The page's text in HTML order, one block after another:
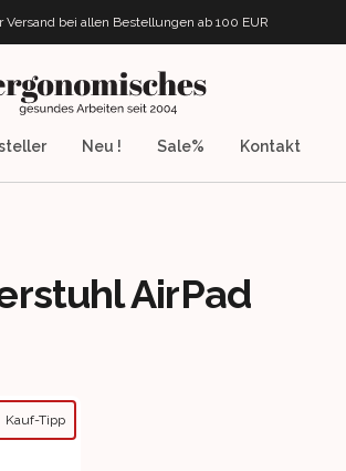
Versand bei allen Bestellungen ab 100 EUR
Neu ! Sale% Kontakt
AirPad
Kauf-Tipp